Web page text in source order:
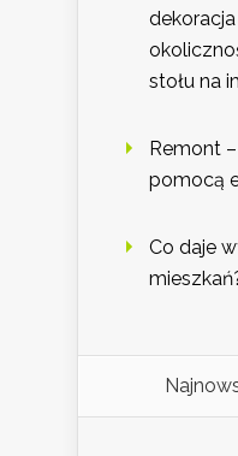
dekoracja
stołu na
Remont
pomocą
Co daje